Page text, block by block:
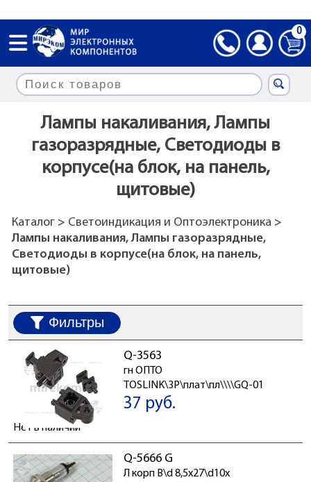
0
Лампы накаливания, Лампы
газоразрядные, Светодиоды в
корпусе(на блок, на панель,
щитовые)
Каталог> Светоиндикация и Оптоэлектроника >
Лампы накаливания, Лампы газоразрядные,
Светодиоды в корпусе(на блок, на панель,
щитовые)
Фильтры
Q-3563
гн ОПТО
TOSLINK\3P\плат\пл\\\\GQ-01
37 руб.
Нет в наличии
Q-5666 G
Л корп В\d 8,5x27\d10x